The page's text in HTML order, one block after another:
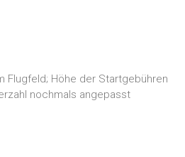
Flugfeld; Höhe der Startgebühren
nochmals angepasst